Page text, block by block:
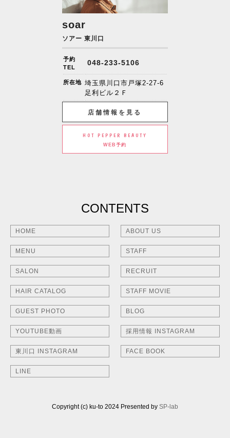
soar
ソアー 東川口
予約
TEL
048-233-5106
所在地 埼玉県川口市戸塚2-27-6
足利ビル２Ｆ
店舗情報を見る
HOT PEPPER BEAUTY
WEB予約
CONTENTS
HOME ABOUT US
MENU STAFF
SALON RECRUIT
HAIR CATALOG STAFF MOVIE
GUEST PHOTO BLOG
YOUTUBE動画 採用情報 INSTAGRAM
東川口 INSTAGRAM FACE BOOK
LINE
Copyright (c) ku-to 2024 Presented by SP-lab